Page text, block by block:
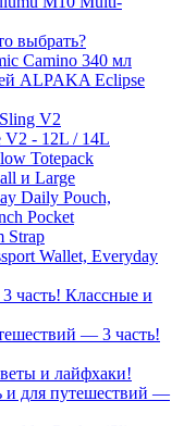
выбрать?
Camino 340 мл
ALPAKA Eclipse
V2
- 12L / 14L
Totepack
и Large
Daily Pouch,
Pocket
Strap
Wallet, Everyday
часть! Классные и
— 3 часть!
и лайфхаки!
и для путешествий —